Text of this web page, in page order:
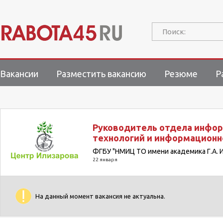
Поиск:
Вакансии Разместить вакансию Резюме
Руководитель отдела
технологий и
ФГБУ "НМИЦ ТО имени академика Г.А.
22 января
На данный момент вакансия не актуальна.